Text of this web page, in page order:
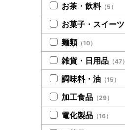
お茶・飲料（5）
お菓子・スイーツ
麺類 （10）
雑貨・日用品 （47）
調味料・油 （15）
加工食品 （29）
電化製品 （16）